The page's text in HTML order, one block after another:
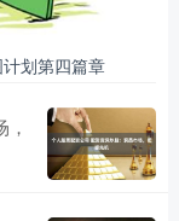
划第四篇章